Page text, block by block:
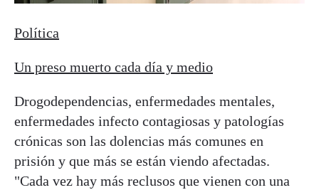
Política
Un preso muerto cada día y medio
Drogodependencias, enfermedades mentales,
enfermedades infecto contagiosas y patologías
crónicas son las dolencias más comunes en
prisión y que más se están viendo afectadas.
"Cada vez hay más reclusos que vienen con una